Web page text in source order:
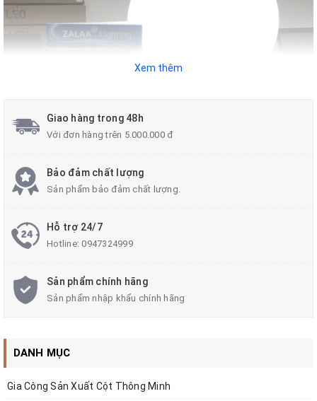
Xem thêm
Giao hàng trong 48h
Với đơn hàng trên 5.000.000 đ
Bảo đảm chất lượng
Sản phẩm bảo đảm chất lượng.
Hỗ trợ 24/7
Hotline:0947324999
Sản phẩm chính hãng
Sản phẩm nhập khẩu chính hãng
DANH MỤC
Gia Công Sản Xuất Cột Thông Minh